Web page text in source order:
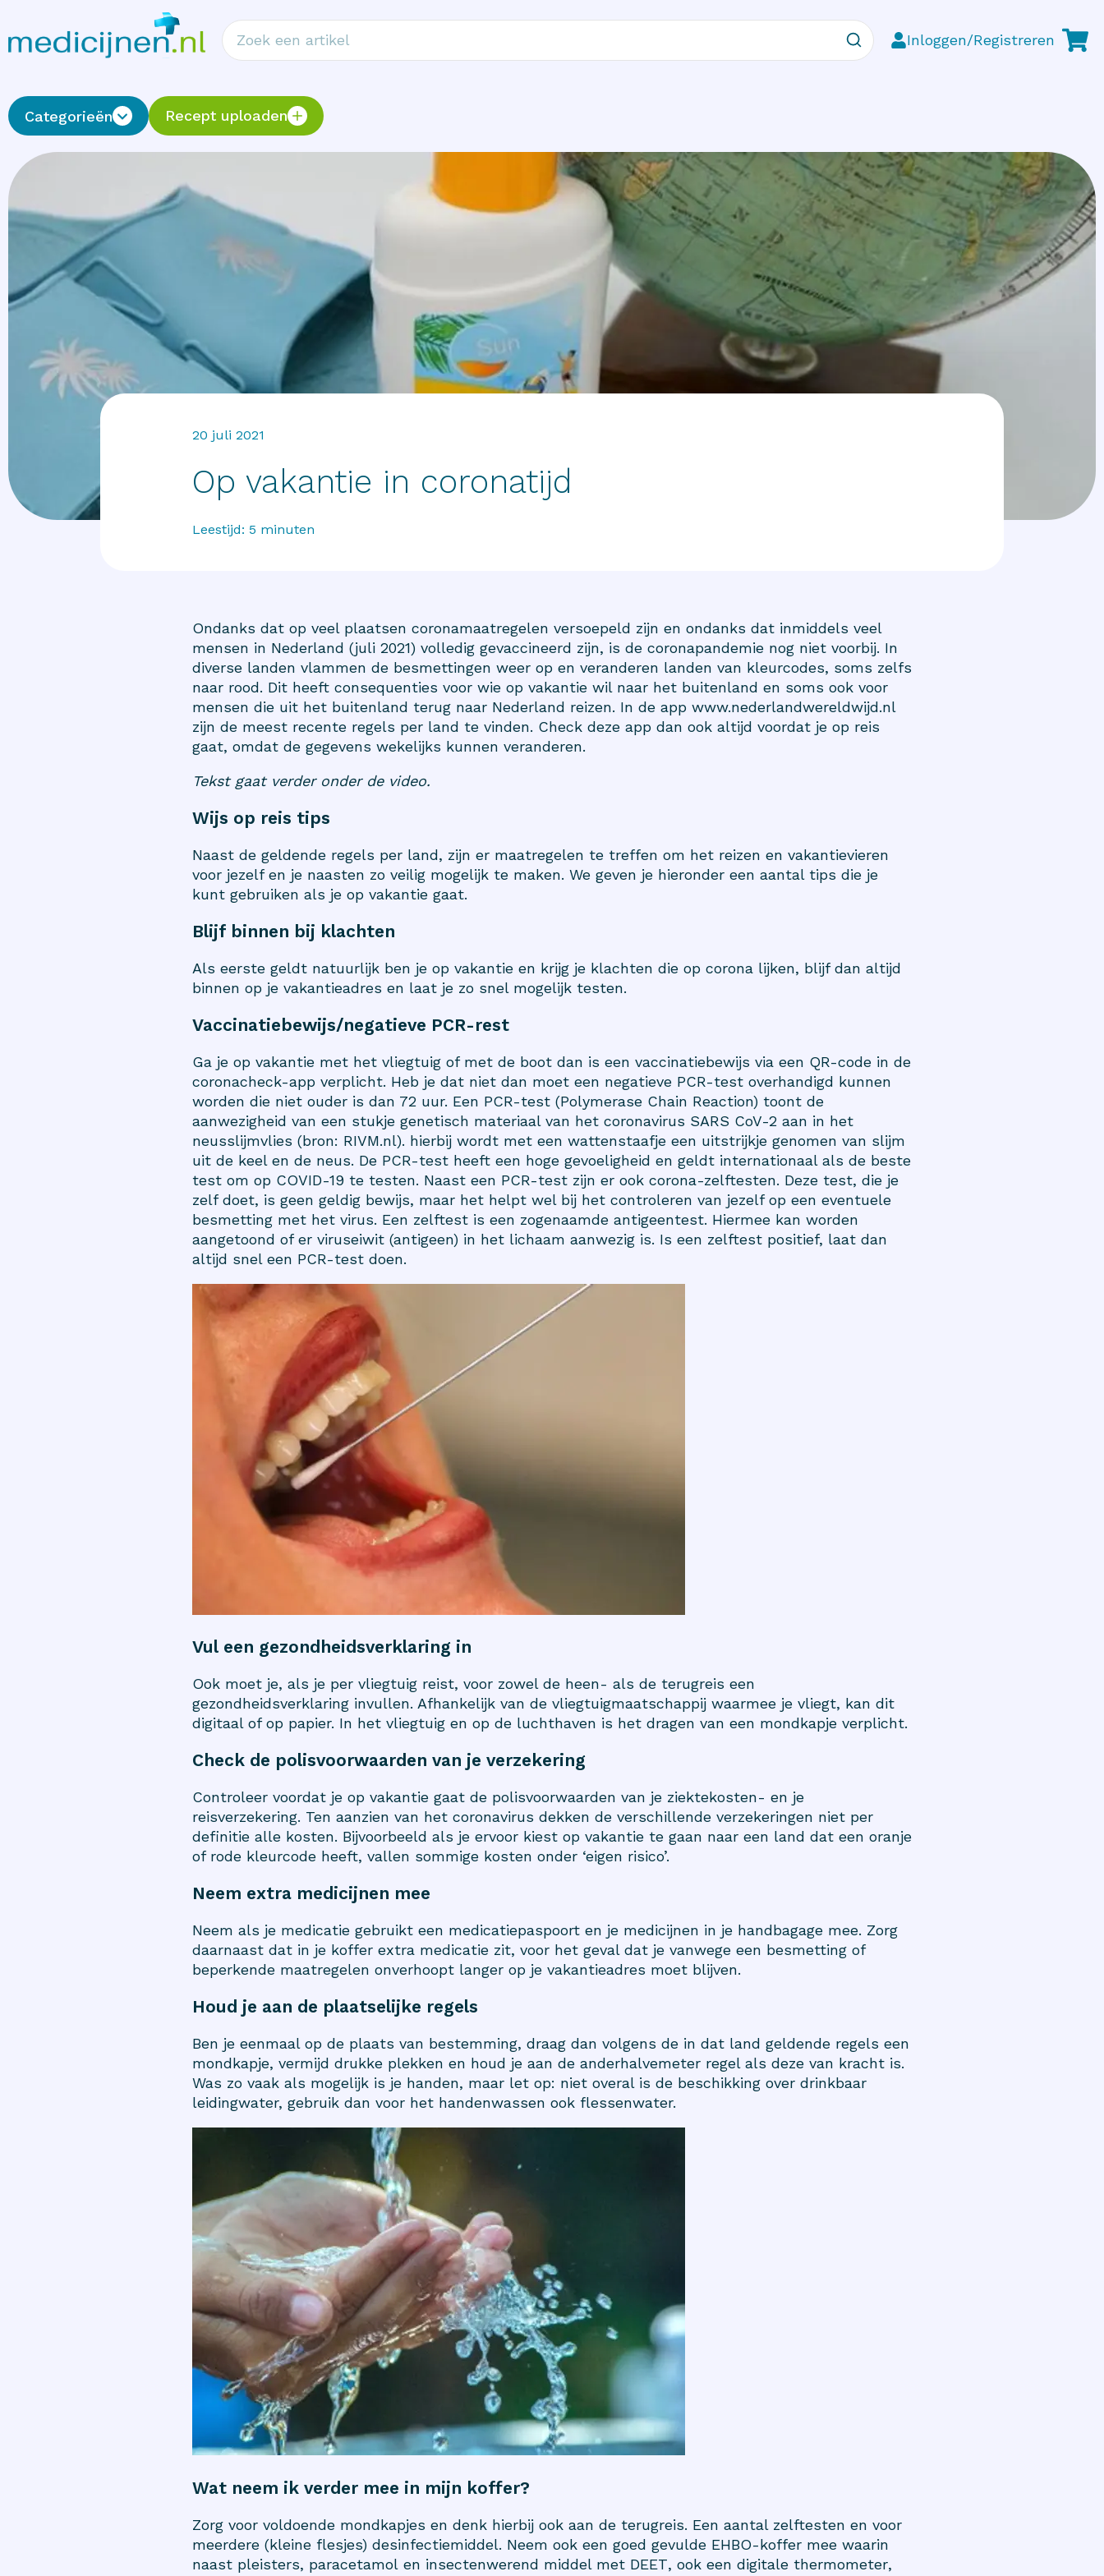
Inloggen/Registreren
Categorieën Recept uploaden
20 juli 2021
Op vakantie in coronatijd
Leestijd: 5 minuten
Ondanks dat op veel plaatsen coronamaatregelen versoepeld zijn en ondanks dat inmiddels veel
mensen in Nederland (juli 2021) volledig gevaccineerd zijn, is de coronapandemie nog niet voorbij. In
diverse landen vlammen de besmettingen weer op en veranderen landen van kleurcodes, soms zelfs
naar rood. Dit heeft consequenties voor wie op vakantie wil naar het buitenland en soms ook voor
mensen die uit het buitenland terug naar Nederland reizen. In de app www.nederlandwereldwijd.nl
zijn de meest recente regels per land te vinden. Check deze app dan ook altijd voordat je op reis
gaat, omdat de gegevens wekelijks kunnen veranderen.
Tekst gaat verder onder de video.
Wijs op reis tips
Naast de geldende regels per land, zijn er maatregelen te treffen om het reizen en vakantievieren
voor jezelf en je naasten zo veilig mogelijk te maken. We geven je hieronder een aantal tips die je
kunt gebruiken als je op vakantie gaat.
Blijf binnen bij klachten
Als eerste geldt natuurlijk ben je op vakantie en krijg je klachten die op corona lijken, blijf dan altijd
binnen op je vakantieadres en laat je zo snel mogelijk testen.
Vaccinatiebewijs/negatieve PCR-rest
Ga je op vakantie met het vliegtuig of met de boot dan is een vaccinatiebewijs via een QR-code in de
coronacheck-app verplicht. Heb je dat niet dan moet een negatieve PCR-test overhandigd kunnen
worden die niet ouder is dan 72 uur. Een PCR-test (Polymerase Chain Reaction) toont de
aanwezigheid van een stukje genetisch materiaal van het coronavirus SARS CoV-2 aan in het
neusslijmvlies (bron: RIVM.nl). hierbij wordt met een wattenstaafje een uitstrijkje genomen van slijm
uit de keel en de neus. De PCR-test heeft een hoge gevoeligheid en geldt internationaal als de beste
test om op COVID-19 te testen. Naast een PCR-test zijn er ook corona-zelftesten. Deze test, die je
zelf doet, is geen geldig bewijs, maar het helpt wel bij het controleren van jezelf op een eventuele
besmetting met het virus. Een zelftest is een zogenaamde antigeentest. Hiermee kan worden
aangetoond of er viruseiwit (antigeen) in het lichaam aanwezig is. Is een zelftest positief, laat dan
altijd snel een PCR-test doen.
Vul een gezondheidsverklaring in
Ook moet je, als je per vliegtuig reist, voor zowel de heen- als de terugreis een
gezondheidsverklaring invullen. Afhankelijk van de vliegtuigmaatschappij waarmee je vliegt, kan dit
digitaal of op papier. In het vliegtuig en op de luchthaven is het dragen van een mondkapje verplicht.
Check de polisvoorwaarden van je verzekering
Controleer voordat je op vakantie gaat de polisvoorwaarden van je ziektekosten- en je
reisverzekering. Ten aanzien van het coronavirus dekken de verschillende verzekeringen niet per
definitie alle kosten. Bijvoorbeeld als je ervoor kiest op vakantie te gaan naar een land dat een oranje
of rode kleurcode heeft, vallen sommige kosten onder ‘eigen risico’.
Neem extra medicijnen mee
Neem als je medicatie gebruikt een medicatiepaspoort en je medicijnen in je handbagage mee. Zorg
daarnaast dat in je koffer extra medicatie zit, voor het geval dat je vanwege een besmetting of
beperkende maatregelen onverhoopt langer op je vakantieadres moet blijven.
Houd je aan de plaatselijke regels
Ben je eenmaal op de plaats van bestemming, draag dan volgens de in dat land geldende regels een
mondkapje, vermijd drukke plekken en houd je aan de anderhalvemeter regel als deze van kracht is.
Was zo vaak als mogelijk is je handen, maar let op: niet overal is de beschikking over drinkbaar
leidingwater, gebruik dan voor het handenwassen ook flessenwater.
Wat neem ik verder mee in mijn koffer?
Zorg voor voldoende mondkapjes en denk hierbij ook aan de terugreis. Een aantal zelftesten en voor
meerdere (kleine flesjes) desinfectiemiddel. Neem ook een goed gevulde EHBO-koffer mee waarin
naast pleisters, paracetamol en insectenwerend middel met DEET, ook een digitale thermometer,